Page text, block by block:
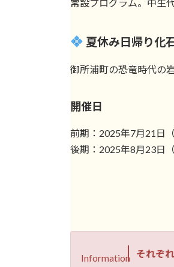
常設プログラム。中生
夏休み日帰り化
御所浦町の恐竜時代の
開催日
前期：2025年7月21日（
後期：2025年8月23日（
Information それぞ